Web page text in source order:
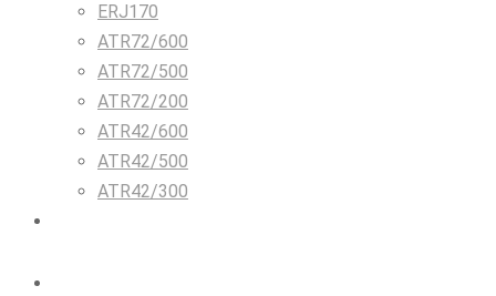
ERJ170
ATR72/600
ATR72/500
ATR72/200
ATR42/600
ATR42/500
ATR42/300